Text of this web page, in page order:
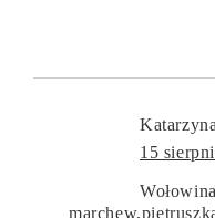
Katarzyna
15